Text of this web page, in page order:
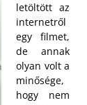
letöltött az
internetről
egy filmet,
de annak
olyan volt a
minősége,
hogy nem